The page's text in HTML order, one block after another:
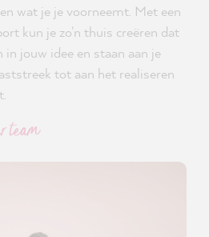
wat je je voorneemt. Met een
kun je zo'n thuis creëren dat
in jouw idee en staan aan je
tot aan het realiseren
team